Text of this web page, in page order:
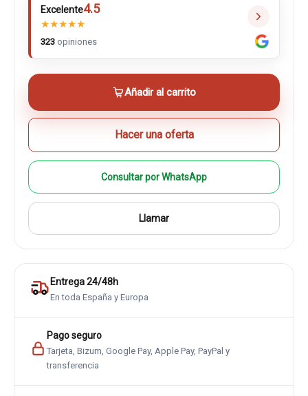
Excelente4.5
★★★★★
323 opiniones
Añadir al carrito
Hacer una oferta
Consultar por WhatsApp
Llamar
Entrega 24/48h
En toda España y Europa
Pago seguro
Tarjeta, Bizum, Google Pay, Apple Pay, PayPal y
transferencia